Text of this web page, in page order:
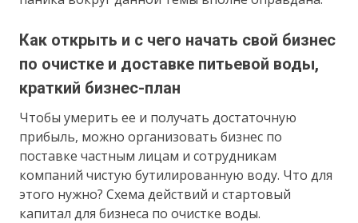
Как открыть и с чего начать свой бизнес
по очистке и доставке питьевой воды,
краткий бизнес-план
Чтобы умерить ее и получать достаточную
прибыль, можно организовать бизнес по
поставке частным лицам и сотрудникам
компаний чистую бутилированную воду. Что для
этого нужно? Схема действий и стартовый
капитал для бизнеса по очистке воды.